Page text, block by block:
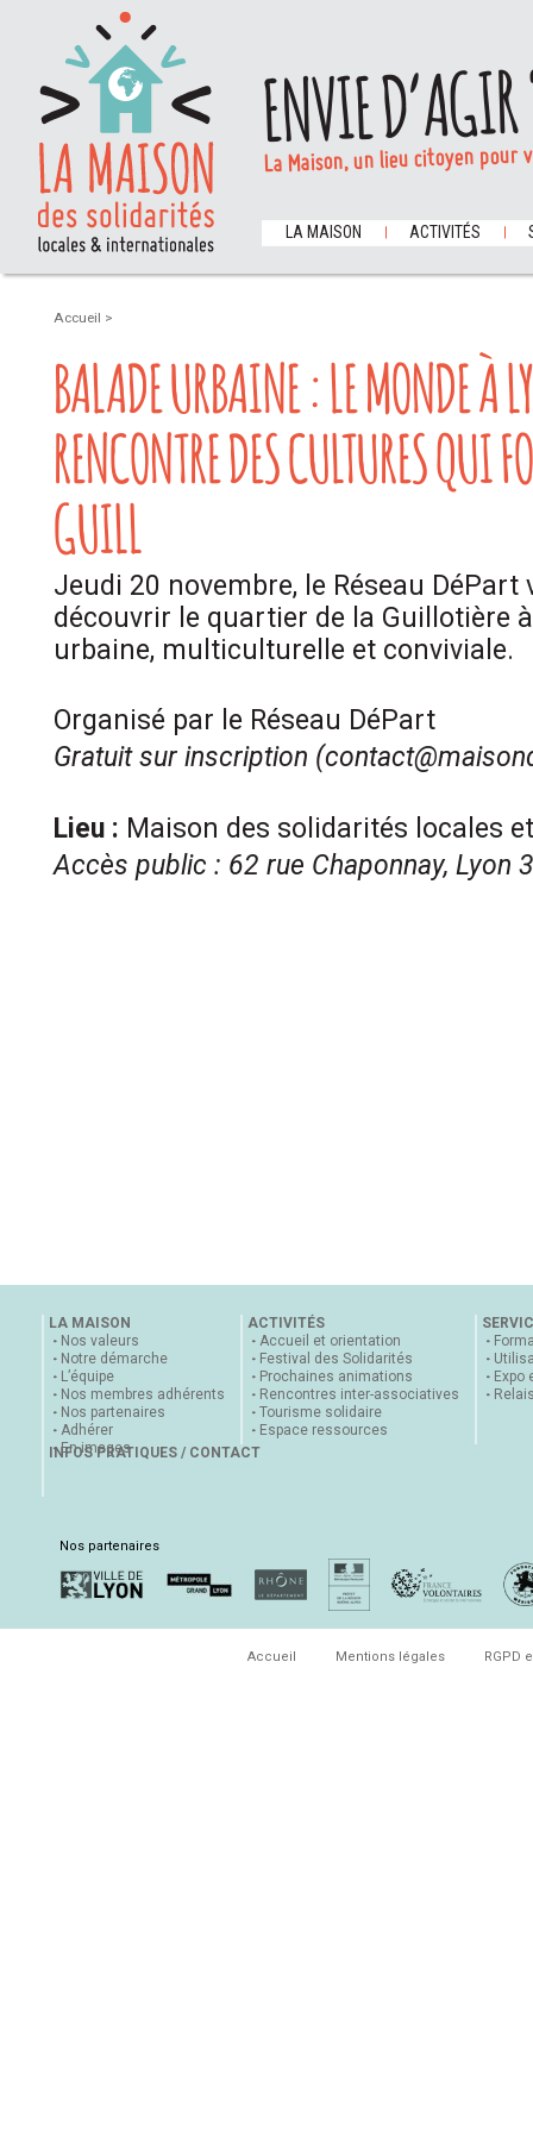
ENVIE
La Maison, un lieu citoyen
LA MAISON ACTIVITÉS
Accueil >
BALADE URBAINE : LE MONDE À
RENCONTRE DES CULTURES QUI
GUILL
Jeudi 20 novembre, le Réseau DéPart
découvrir le quartier de la Guillotière
urbaine, multiculturelle et conviviale.
Organisé par le Réseau DéPart
Gratuit sur inscription
Lieu : Maison des solidarités locales
Accès public : 62 rue Chaponnay, Lyon
LA MAISON
Nos valeurs
Notre démarche
L’équipe
Nos membres adhérents
Nos partenaires
Adhérer
En images
ACTIVITÉS
Accueil et orientation
Festival des Solidarités
Prochaines animations
Rencontres inter-associatives
Tourisme solidaire
Espace ressources
Expo
INFOS PRATIQUES / CONTACT
Nos partenaires
Accueil Mentions légales RGPD